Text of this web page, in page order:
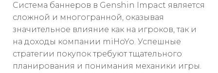
Система баннеров в Genshin Impact является
сложной и многогранной, оказывая
значительное влияние как на игроков, так и
на доходы компании miHoYo. Успешные
стратегии покупок требуют тщательного
планирования и понимания механики игры.